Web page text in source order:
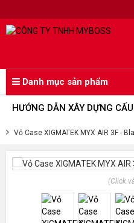
Danh mục sản phẩm
HƯỚNG DẪN XÂY DỰNG
Vỏ Case XIGMATEK MYX AIR 3F -
(Click